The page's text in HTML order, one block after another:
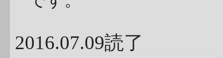
2016.07.09読了